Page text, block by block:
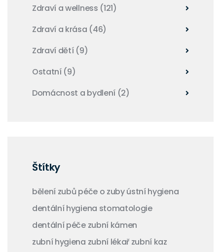
Zdraví a wellness (121)
Zdraví a krása (46)
Zdraví dětí (9)
Ostatní (9)
Domácnost a bydlení (2)
Štítky
bělení zubů péče o zubyústní hygiena
dentální hygiena stomatologie
dentální péče zubní kámen
zubní hygiena zubní lékař zubní kaz